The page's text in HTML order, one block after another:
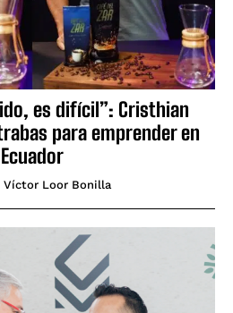
es difícil”: Cristhian
para emprender en
Ecuador
Víctor Loor Bonilla